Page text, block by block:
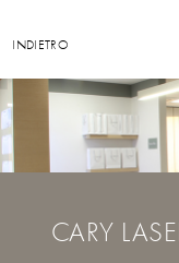
INDIETRO
CARY